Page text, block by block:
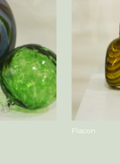
Flacon